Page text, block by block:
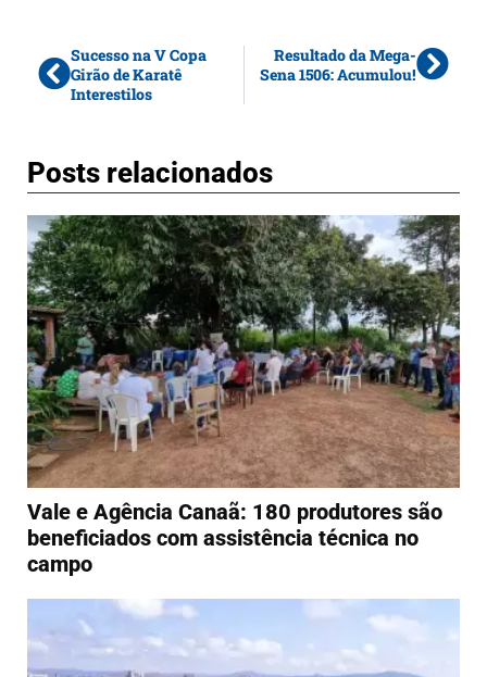
Sucesso na V Copa
Girão de Karatê
Interestilos
Resultado da Mega-
Sena 1506: Acumulou!
Posts relacionados
Vale e Agência Canaã: 180 produtores são
beneficiados com assistência técnica no
campo